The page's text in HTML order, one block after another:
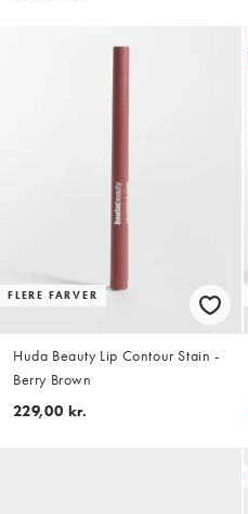
FLERE FARVER
Huda Beauty Lip Contour Stain -
Berry Brown
229,00 kr.